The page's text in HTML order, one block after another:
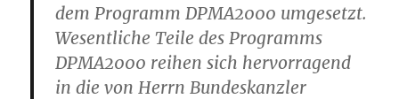
dem Programm DPMA2000 umgesetzt.
Wesentliche Teile des Programms
DPMA2000 reihen sich hervorragend
in die von Herrn Bundeskanzler